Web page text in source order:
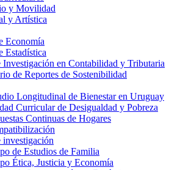
y Movilidad
y Artística
Economía
Estadística
Investigación en Contabilidad y Tributaria
de Reportes de Sostenibilidad
Longitudinal de Bienestar en Uruguay
Curricular de Desigualdad y Pobreza
Continuas de Hogares
investigación
de Estudios de Familia
Ética, Justicia y Economía